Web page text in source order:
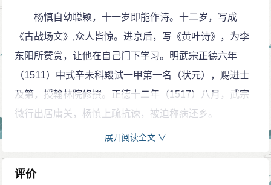
杨慎自幼聪颖，十一岁即能作诗。十二岁，写成
《古战场文》,众人皆惊。进京后，写《黄叶诗》，为李
东阳所赞赏，让他在自己门下学习。明武宗正德六年
（1511）中式辛未科殿试一甲第一名（状元），赐进士
及第，授翰林院修撰。正德十二年（1517）八月，武宗
微行出居庸关，杨慎上疏抗谏，被迫称病还乡。
此外，杨慎的父亲也是明朝的三朝老臣——内阁首
明世宗即位，被召至京师，任经筵讲官。嘉靖三年
展开阅读全文 ∨
评价